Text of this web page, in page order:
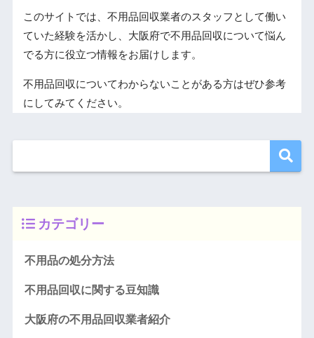
このサイトでは、不用品回収業者のスタッフとして働い
ていた経験を活かし、大阪府で不用品回収について悩ん
でる方に役立つ情報をお届けします。
不用品回収についてわからないことがある方はぜひ参考
にしてみてください。
カテゴリー
不用品の処分方法
不用品回収に関する豆知識
大阪府の不用品回収業者紹介